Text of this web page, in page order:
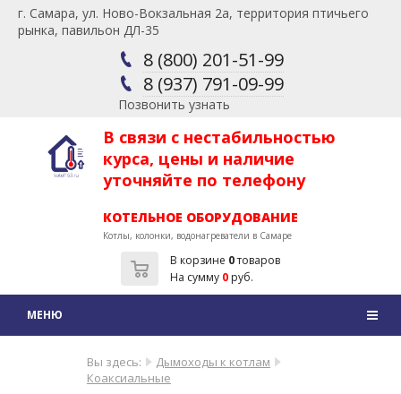
г. Самара, ул. Ново-Вокзальная 2а, территория птичьего
рынка, павильон ДЛ-35
8 (800) 201-51-99
8 (937) 791-09-99
Позвонить узнать
В связи с нестабильностью
курса, цены и наличие
уточняйте по телефону
КОТЕЛЬНОЕ ОБОРУДОВАНИЕ
Котлы, колонки, водонагреватели в Самаре
В корзине 0товаров
На сумму 0руб.
Вы здесь:
Дымоходы к котлам
Коаксиальные